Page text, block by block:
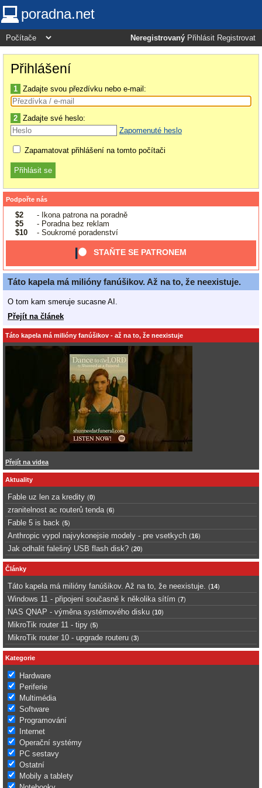
poradna.net
Neregistrovaný Přihlásit Registrovat
Přihlášení
1 Zadajte svou přezdívku nebo e-mail:
2 Zadajte své heslo:
Zapomenuté heslo
Zapamatovat přihlášení na tomto počítači
Podpořte nás
$2
- Ikona patrona na poradně
$5
- Poradna bez reklam
$10
- Soukromé poradenství
STAŇTE SE PATRONEM
Táto kapela má milióny fanúšikov. Až na to, že neexistuje.
O tom kam smeruje sucasne AI.
Přejít na článek
Táto kapela má milióny fanúšikov - až na to, že neexistuje
Přejít na videa
Aktuality
Fable uz len za kredity (0)
zranitelnost ac routerů tenda (6)
Fable 5 is back (5)
Anthropic vypol najvykonejsie modely - pre vsetkych (16)
Jak odhalit falešný USB flash disk? (20)
Články
Táto kapela má milióny fanúšikov. Až na to, že neexistuje. (14)
Windows 11 - připojení současně k několika sítím (7)
NAS QNAP - výměna systémového disku (10)
MikroTik router 11 - tipy (5)
MikroTik router 10 - upgrade routeru (3)
Kategorie
Hardware
Periferie
Multimédia
Software
Programování
Internet
Operační systémy
PC sestavy
Ostatní
Mobily a tablety